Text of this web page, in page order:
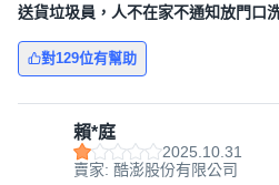
送貨垃圾員，人不在家不通知放門口
對129位有幫助
賴*庭
2025.10.31
賣家: 酷澎股份有限公司